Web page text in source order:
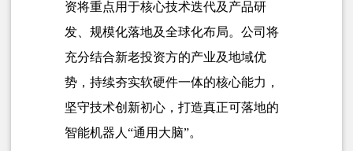
资将重点用于核心技术迭代及产品研
发、规模化落地及全球化布局。公司将
充分结合新老投资方的产业及地域优
势，持续夯实软硬件一体的核心能力，
坚守技术创新初心，打造真正可落地的
智能机器人“通用大脑”。